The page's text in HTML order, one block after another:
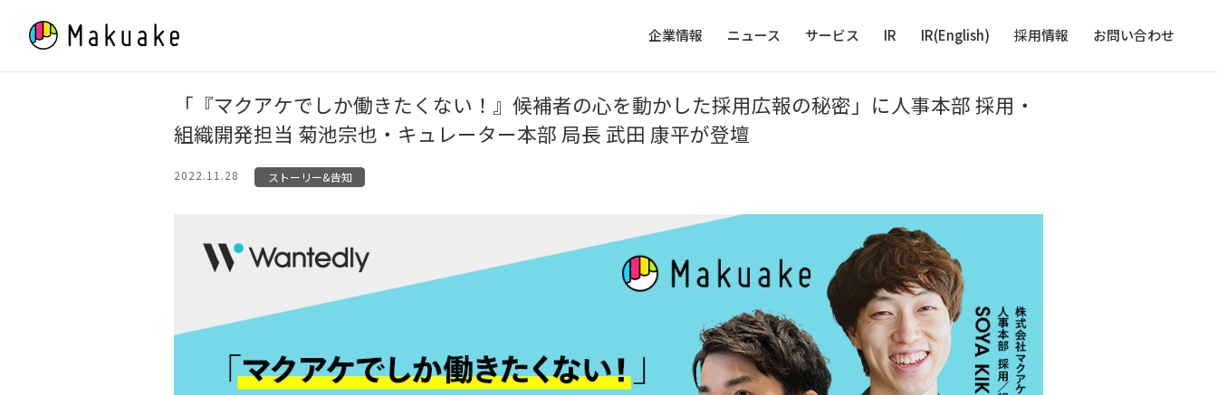
企業情報 ニュース サービス IR IR(English) 採用情報 お問い合わせ
「『マクアケでしか働きたくない！』候補者の心を動かした採用広報の秘密」に人事本部 採用・
組織開発担当 菊池宗也・キュレーター本部 局長 武田 康平が登壇
2022.11.28 ストーリー&告知